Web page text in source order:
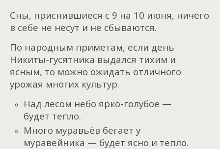
Сны, приснившиеся с 9 на 10 июня, ничего
в себе не несут и не сбываются.
По народным приметам, если день
Никиты-гусятника выдался тихим и
ясным, то можно ожидать отличного
урожая многих культур.
Над лесом небо ярко-голубое —
будет тепло.
Много муравьёв бегает у
муравейника — будет ясно и тепло.